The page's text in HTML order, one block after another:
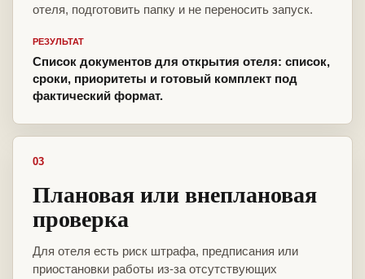
отеля, подготовить папку и не переносить запуск.
РЕЗУЛЬТАТ
Список документов для открытия отеля: список,
сроки, приоритеты и готовый комплект под
фактический формат.
03
Плановая или внеплановая
проверка
Для отеля есть риск штрафа, предписания или
приостановки работы из-за отсутствующих